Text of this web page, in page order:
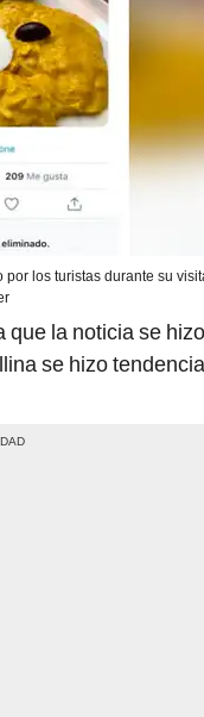
los turistas durante su
que la noticia se
se hizo